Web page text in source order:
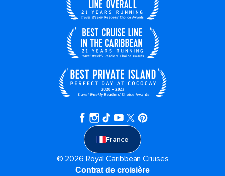
France
© 2026 Royal Caribbean Cruises
Contrat de croisière